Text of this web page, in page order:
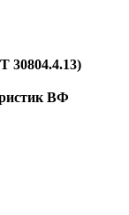
30804.4.13)
ВФ